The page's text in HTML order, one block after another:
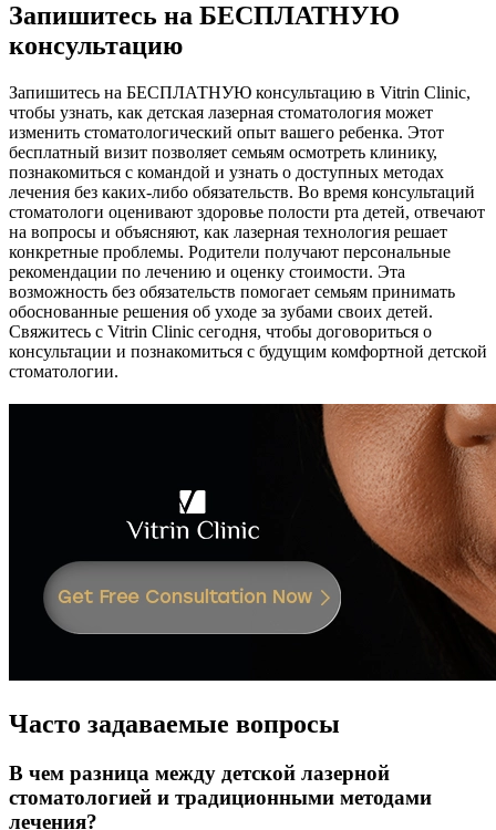
Запишитесь на БЕСПЛАТНУЮ
консультацию
Запишитесь на БЕСПЛАТНУЮ консультацию в Vitrin Clinic,
чтобы узнать, как детская лазерная стоматология может
изменить стоматологический опыт вашего ребенка. Этот
бесплатный визит позволяет семьям осмотреть клинику,
познакомиться с командой и узнать о доступных методах
лечения без каких-либо обязательств. Во время консультаций
стоматологи оценивают здоровье полости рта детей, отвечают
на вопросы и объясняют, как лазерная технология решает
конкретные проблемы. Родители получают персональные
рекомендации по лечению и оценку стоимости. Эта
возможность без обязательств помогает семьям принимать
обоснованные решения об уходе за зубами своих детей.
Свяжитесь с Vitrin Clinic сегодня, чтобы договориться о
консультации и познакомиться с будущим комфортной детской
стоматологии.
Часто задаваемые вопросы
В чем разница между детской лазерной
стоматологией и традиционными методами
лечения?